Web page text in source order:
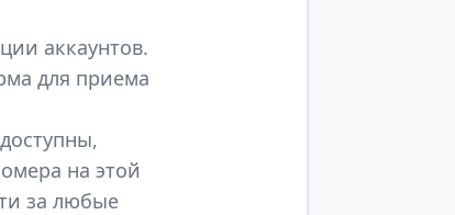
аккаунтов.
для приема
на этой
за любые